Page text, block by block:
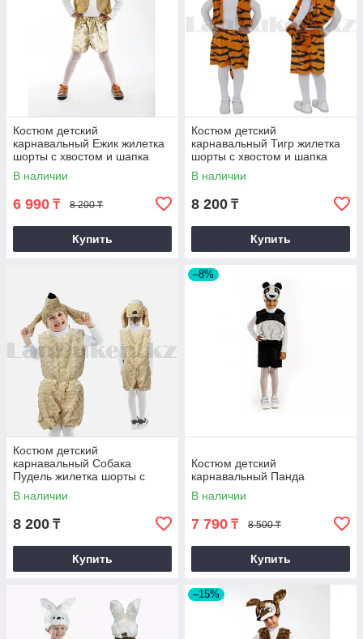
Костюм детский
карнавальный Ежик жилетка
шорты с хвостом и шапка
бежевый
В наличии
6 990 ₸ 8 200 ₸
Купить
Костюм детский
карнавальный Тигр жилетка
шорты с хвостом и шапка
полосатый
В наличии
8 200 ₸
Купить
Костюм детский
карнавальный Собака
Пудель жилетка шорты с
хвостом и шапка бежевый
В наличии
8 200 ₸
Купить
–8%
Костюм детский
карнавальный Панда
В наличии
7 790 ₸ 8 500 ₸
Купить
–15%